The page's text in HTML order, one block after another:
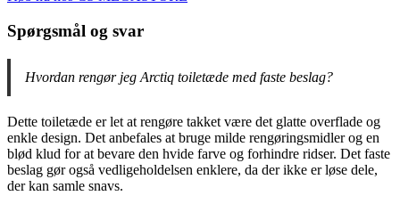
Spørgsmål og svar
Hvordan rengør jeg Arctiq toiletæde med faste beslag?
Dette toiletæde er let at rengøre takket være det glatte overflade og
enkle design. Det anbefales at bruge milde rengøringsmidler og en
blød klud for at bevare den hvide farve og forhindre ridser. Det faste
beslag gør også vedligeholdelsen enklere, da der ikke er løse dele,
der kan samle snavs.